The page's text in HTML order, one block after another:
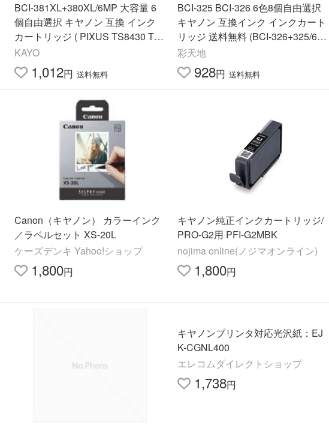
BCI-381XL+380XL/6MP 大容量 6
個自由選択 キヤノン 互換 インク
カートリッジ ( PIXUS TS8430 TS
8330 TS8230 TS8130 TS7430 TS
7330 TS6330 TS6230 TS6130 )
KAYO
1,012円 送料無料
BCI-325 BCI-326 6色8個自由選択
キヤノン 互換インク インクカート
リッジ 送料無料 (BCI-326+325/6M
P BCI 325 BCI 326 BCI325 BCI326
PIXUS MG6230)
彩天地
928円 送料無料
Canon（キヤノン） カラーインク
／ラベルセット XS-20L
ケーズデンキ Yahoo!ショップ
1,800円
キヤノン純正インクカートリッジ/
PRO-G2用 PFI-G2MBK
nojima online(ノジマオンライン)
1,800円
キヤノンプリンタ対応光沢紙：EJ
K-CGNL400
エレコムダイレクトショップ
1,738円